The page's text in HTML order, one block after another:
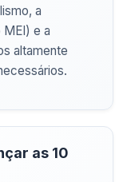
a
e a
altamente
as 10